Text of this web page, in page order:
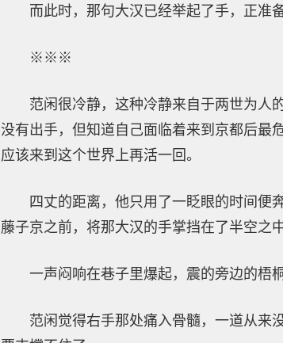
而此时，那句大汉已经举起了手，正准
※※※
范闲很冷静，这种冷静来自于两世为人
没有出手，但知道自己面临着来到京都后最
应该来到这个世界上再活一回。
四丈的距离，他只用了一眨眼的时间便
藤子京之前，将那大汉的手掌挡在了半空之中
一声闷响在巷子里爆起，震的旁边的梧
范闲觉得右手那处痛入骨髓，一道从来